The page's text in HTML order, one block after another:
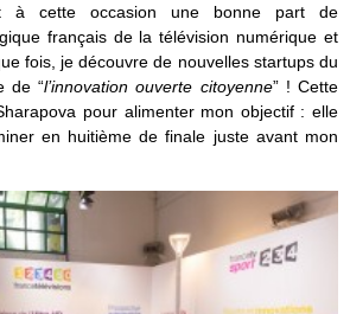
à cette occasion une bonne part de
français de la télévision numérique et
fois, je découvre de nouvelles startups du
de “l’innovation ouverte citoyenne” ! Cette
pour alimenter mon objectif : elle
en huitième de finale juste avant mon